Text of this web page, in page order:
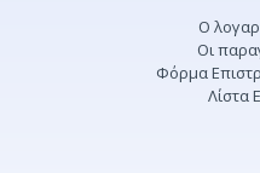
Ο
Οι
Φόρμα
Λίστα